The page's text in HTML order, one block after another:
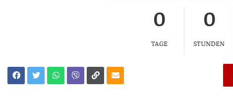
0
TAGE
0
STUNDEN